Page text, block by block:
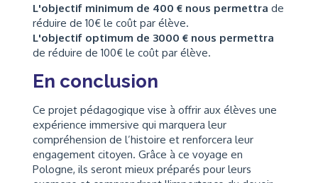
L'objectif minimum de 400 € nous permettra de
réduire de 10€ le coût par élève.
L'objectif optimum de 3000 € nous permettra
de réduire de 100€ le coût par élève.
En conclusion
Ce projet pédagogique vise à offrir aux élèves une
expérience immersive qui marquera leur
compréhension de l’histoire et renforcera leur
engagement citoyen. Grâce à ce voyage en
Pologne, ils seront mieux préparés pour leurs